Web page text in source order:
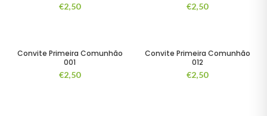
€2,50
€2,50
Convite Primeira Comunhão
001
€2,50
Convite Primeira Comunhão
012
€2,50